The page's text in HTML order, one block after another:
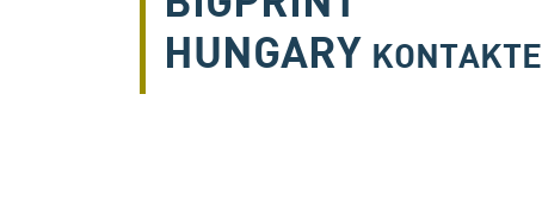
HUNGARY KONTAKTE